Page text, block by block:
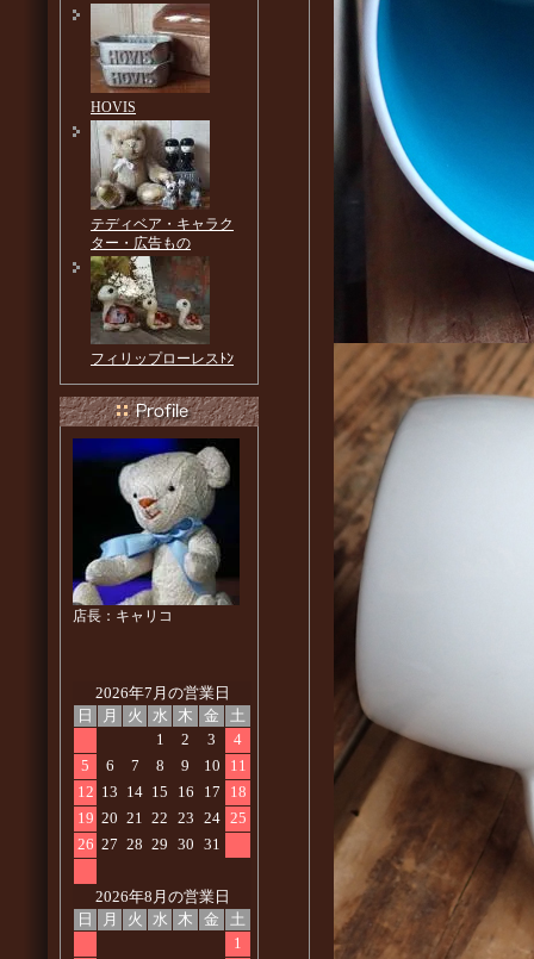
HOVIS
テディベア・キャラク
ター・広告もの
フィリップローレスﾄﾝ
店長：キャリコ
2026年7月の営業日
日
月 火 水 木 金
土
1
2 3
4
5
6 7 8 9 10
11
12 13 14 15 16 17
18
19 20 21 22 23 24 25
26 27 28 29 30 31
2026年8月の営業日
日
月 火 水 木 金
土
1